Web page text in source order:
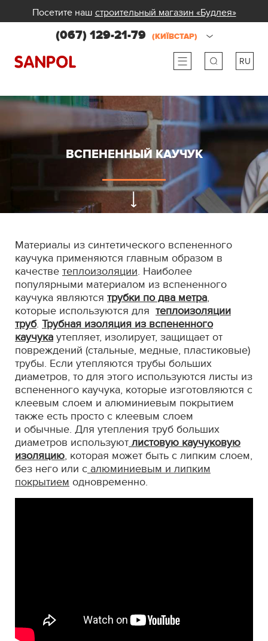
Посетите наш строительный магазин «Будлея»
(067) 129-21-79 (КИЇВСТАР)
RU
ua
ВСПЕНЕННЫЙ КАУЧУК
Материалы из синтетического вспененного
каучука применяются главным образом в
качестве теплоизоляции. Наиболее
популярными материалом из вспененного
каучука являются трубки по два метра,
которые используются для теплоизоляции
труб. Трубная изоляция из вспененного
каучука утепляет, изолирует, защищает от
повреждений (стальные, медные, пластиковые)
трубы. Если утепляются трубы больших
диаметров, то для этого используются листы из
вспененного каучука, которые изготовляются с
клеевым слоем и алюминиевым покрытием
также есть просто с клеевым слоем
и обычные. Для утепления труб больших
диаметров используют листовую каучуковую
изоляцию, которая может быть с липким слоем,
без него или с алюминиевым и липким
покрытием одновременно.